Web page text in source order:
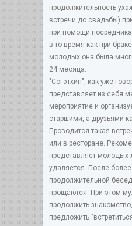
продолжительность
встречи до свадьбы)
при помощи
в то время как при
молодых она была
24 месяца.
"Согэтхин", как уже
представляет из себя
мероприятие и
старшими, а друзьями
Проводится такая
или в ресторане.
представляет молодых
удаляется. После
продолжительной
прощаются. При этом
продолжить
предложить